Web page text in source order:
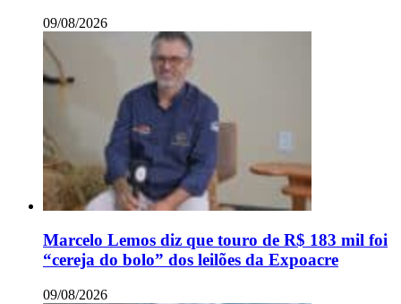
09/08/2026
Marcelo Lemos diz que touro de R$ 183 mil foi
“cereja do bolo” dos leilões da Expoacre
09/08/2026